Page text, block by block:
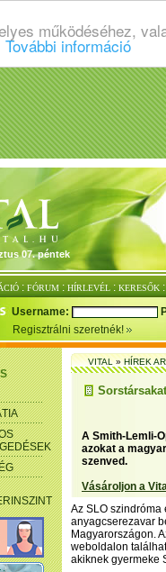
működéséhez,
További információ
07. péntek
: FÓRUM : HÍRLEVÉL : KERESŐK :
Username:
Regisztrálni szeretnék!
VITAL»HÍREK
A Smith-Lemli-
azokat a
szenved.
Vásároljon a
Az SLO
anyagcserezavar
Magyarországon.
weboldalon
akiknek gyermeke